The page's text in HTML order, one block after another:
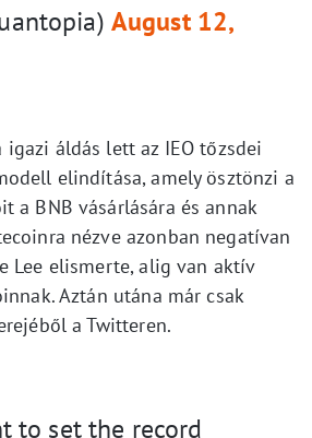
August 12,
igazi áldás lett az IEO tőzsdei
elindítása, amely ösztönzi a
a BNB vásárlására és annak
nézve azonban negatívan
Lee elismerte, alig van aktív
Aztán utána már csak
a Twitteren.
to set the record